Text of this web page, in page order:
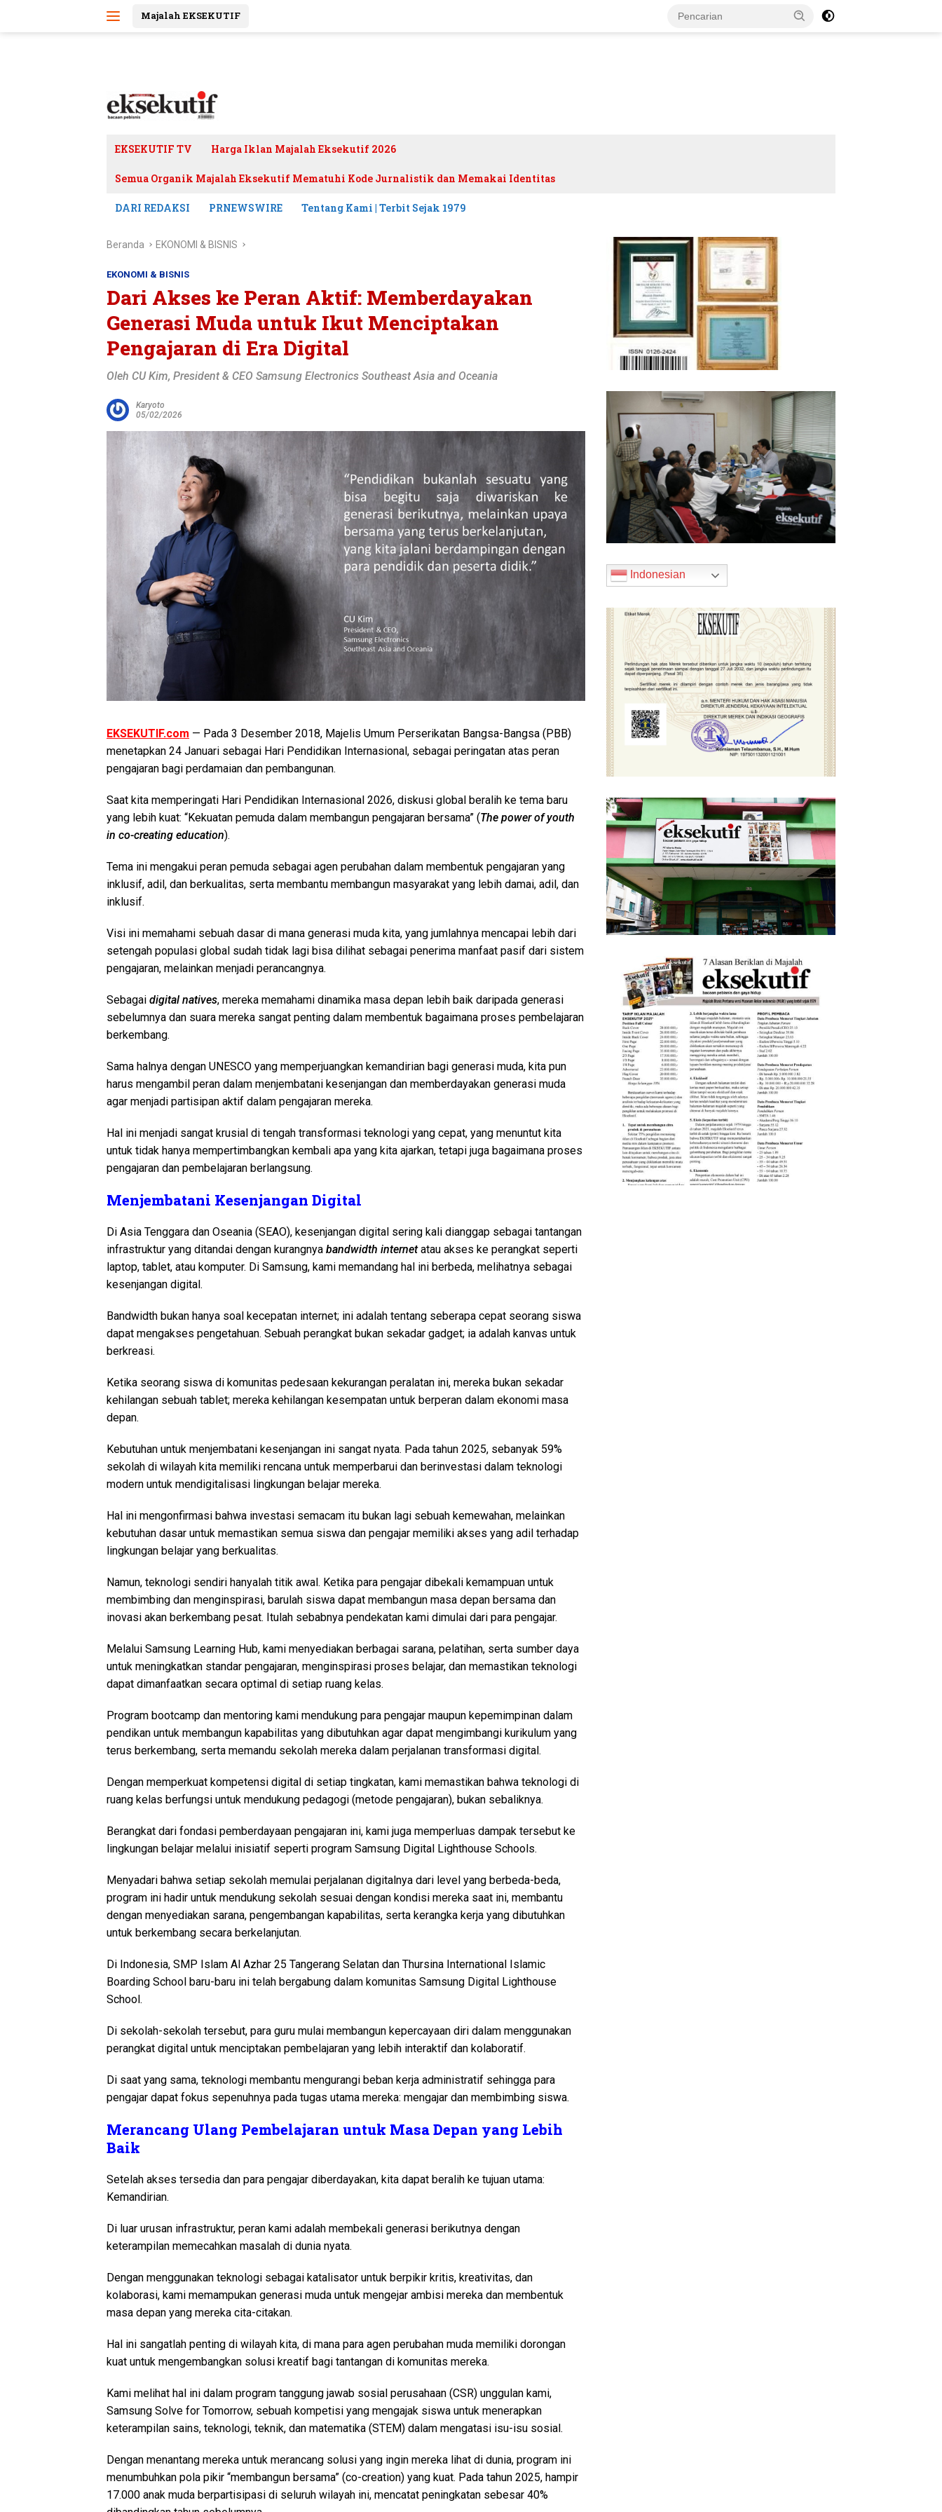
Majalah EKSEKUTIF
EKSEKUTIF TV Harga Iklan Majalah Eksekutif 2026
Semua Organik Majalah Eksekutif Mematuhi Kode Jurnalistik dan Memakai Identitas
DARI REDAKSI PRNEWSWIRE Tentang Kami | Terbit Sejak 1979
Beranda EKONOMI & BISNIS
EKONOMI & BISNIS
Dari Akses ke Peran Aktif: Memberdayakan
Generasi Muda untuk Ikut Menciptakan
Pengajaran di Era Digital
Oleh CU Kim, President & CEO Samsung Electronics Southeast Asia and Oceania
Karyoto
05/02/2026
EKSEKUTIF.com — Pada 3 Desember 2018, Majelis Umum Perserikatan Bangsa-Bangsa (PBB)
menetapkan 24 Januari sebagai Hari Pendidikan Internasional, sebagai peringatan atas peran
pengajaran bagi perdamaian dan pembangunan.
Saat kita memperingati Hari Pendidikan Internasional 2026, diskusi global beralih ke tema baru
yang lebih kuat: “Kekuatan pemuda dalam membangun pengajaran bersama” (The power of youth
in co-creating education).
Tema ini mengakui peran pemuda sebagai agen perubahan dalam membentuk pengajaran yang
inklusif, adil, dan berkualitas, serta membantu membangun masyarakat yang lebih damai, adil, dan
inklusif.
Visi ini memahami sebuah dasar di mana generasi muda kita, yang jumlahnya mencapai lebih dari
setengah populasi global sudah tidak lagi bisa dilihat sebagai penerima manfaat pasif dari sistem
pengajaran, melainkan menjadi perancangnya.
Sebagai digital natives, mereka memahami dinamika masa depan lebih baik daripada generasi
sebelumnya dan suara mereka sangat penting dalam membentuk bagaimana proses pembelajaran
berkembang.
Sama halnya dengan UNESCO yang memperjuangkan kemandirian bagi generasi muda, kita pun
harus mengambil peran dalam menjembatani kesenjangan dan memberdayakan generasi muda
agar menjadi partisipan aktif dalam pengajaran mereka.
Hal ini menjadi sangat krusial di tengah transformasi teknologi yang cepat, yang menuntut kita
untuk tidak hanya mempertimbangkan kembali apa yang kita ajarkan, tetapi juga bagaimana proses
pengajaran dan pembelajaran berlangsung.
Menjembatani Kesenjangan Digital
Di Asia Tenggara dan Oseania (SEAO), kesenjangan digital sering kali dianggap sebagai tantangan
infrastruktur yang ditandai dengan kurangnya bandwidth internetatau akses ke perangkat seperti
laptop, tablet, atau komputer. Di Samsung, kami memandang hal ini berbeda, melihatnya sebagai
kesenjangan digital.
Bandwidth bukan hanya soal kecepatan internet; ini adalah tentang seberapa cepat seorang siswa
dapat mengakses pengetahuan. Sebuah perangkat bukan sekadar gadget; ia adalah kanvas untuk
berkreasi.
Ketika seorang siswa di komunitas pedesaan kekurangan peralatan ini, mereka bukan sekadar
kehilangan sebuah tablet; mereka kehilangan kesempatan untuk berperan dalam ekonomi masa
depan.
Kebutuhan untuk menjembatani kesenjangan ini sangat nyata. Pada tahun 2025, sebanyak 59%
sekolah di wilayah kita memiliki rencana untuk memperbarui dan berinvestasi dalam teknologi
modern untuk mendigitalisasi lingkungan belajar mereka.
Hal ini mengonfirmasi bahwa investasi semacam itu bukan lagi sebuah kemewahan, melainkan
kebutuhan dasar untuk memastikan semua siswa dan pengajar memiliki akses yang adil terhadap
lingkungan belajar yang berkualitas.
Namun, teknologi sendiri hanyalah titik awal. Ketika para pengajar dibekali kemampuan untuk
membimbing dan menginspirasi, barulah siswa dapat membangun masa depan bersama dan
inovasi akan berkembang pesat. Itulah sebabnya pendekatan kami dimulai dari para pengajar.
Melalui Samsung Learning Hub, kami menyediakan berbagai sarana, pelatihan, serta sumber daya
untuk meningkatkan standar pengajaran, menginspirasi proses belajar, dan memastikan teknologi
dapat dimanfaatkan secara optimal di setiap ruang kelas.
Program bootcamp dan mentoring kami mendukung para pengajar maupun kepemimpinan dalam
pendikan untuk membangun kapabilitas yang dibutuhkan agar dapat mengimbangi kurikulum yang
terus berkembang, serta memandu sekolah mereka dalam perjalanan transformasi digital.
Dengan memperkuat kompetensi digital di setiap tingkatan, kami memastikan bahwa teknologi di
ruang kelas berfungsi untuk mendukung pedagogi (metode pengajaran), bukan sebaliknya.
Berangkat dari fondasi pemberdayaan pengajaran ini, kami juga memperluas dampak tersebut ke
lingkungan belajar melalui inisiatif seperti program Samsung Digital Lighthouse Schools.
Menyadari bahwa setiap sekolah memulai perjalanan digitalnya dari level yang berbeda-beda,
program ini hadir untuk mendukung sekolah sesuai dengan kondisi mereka saat ini, membantu
dengan menyediakan sarana, pengembangan kapabilitas, serta kerangka kerja yang dibutuhkan
untuk berkembang secara berkelanjutan.
Di Indonesia, SMP Islam Al Azhar 25 Tangerang Selatan dan Thursina International Islamic
Boarding School baru-baru ini telah bergabung dalam komunitas Samsung Digital Lighthouse
School.
Di sekolah-sekolah tersebut, para guru mulai membangun kepercayaan diri dalam menggunakan
perangkat digital untuk menciptakan pembelajaran yang lebih interaktif dan kolaboratif.
Di saat yang sama, teknologi membantu mengurangi beban kerja administratif sehingga para
pengajar dapat fokus sepenuhnya pada tugas utama mereka: mengajar dan membimbing siswa.
Merancang Ulang Pembelajaran untuk Masa Depan yang Lebih
Baik
Setelah akses tersedia dan para pengajar diberdayakan, kita dapat beralih ke tujuan utama:
Kemandirian.
Di luar urusan infrastruktur, peran kami adalah membekali generasi berikutnya dengan
keterampilan memecahkan masalah di dunia nyata.
Dengan menggunakan teknologi sebagai katalisator untuk berpikir kritis, kreativitas, dan
kolaborasi, kami memampukan generasi muda untuk mengejar ambisi mereka dan membentuk
masa depan yang mereka cita-citakan.
Hal ini sangatlah penting di wilayah kita, di mana para agen perubahan muda memiliki dorongan
kuat untuk mengembangkan solusi kreatif bagi tantangan di komunitas mereka.
Kami melihat hal ini dalam program tanggung jawab sosial perusahaan (CSR) unggulan kami,
Samsung Solve for Tomorrow, sebuah kompetisi yang mengajak siswa untuk menerapkan
keterampilan sains, teknologi, teknik, dan matematika (STEM) dalam mengatasi isu-isu sosial.
Dengan menantang mereka untuk merancang solusi yang ingin mereka lihat di dunia, program ini
menumbuhkan pola pikir “membangun bersama” (co-creation) yang kuat. Pada tahun 2025, hampir
17.000 anak muda berpartisipasi di seluruh wilayah ini, mencatat peningkatan sebesar 40%
Indonesian